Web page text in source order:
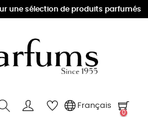
une sélection de produits parfumés
Français
0